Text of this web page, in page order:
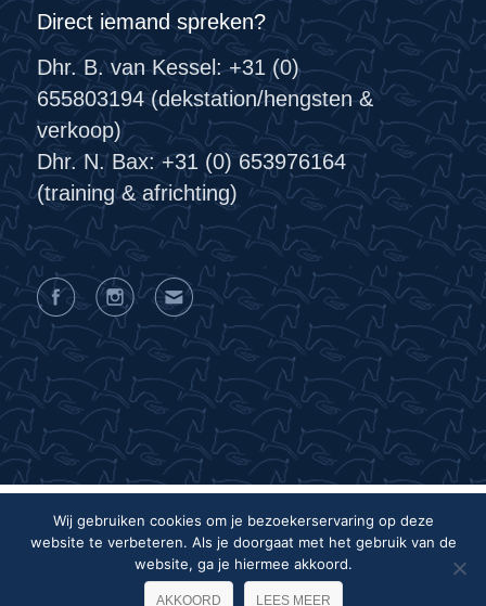
Direct iemand spreken?
Dhr. B. van Kessel: +31 (0)
655803194 (dekstation/hengsten &
verkoop)
Dhr. N. Bax: +31 (0) 653976164
(training & africhting)
Privacyverklaring
Algemene voorwaarden
Wij gebruiken cookies om je bezoekerservaring op deze
website te verbeteren. Als je doorgaat met het gebruik van de
website, ga je hiermee akkoord.
AKKOORD LEES MEER